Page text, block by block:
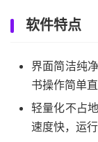
软件特点
界面简洁纯
书操作简单直
轻量化不占
速度快，运行